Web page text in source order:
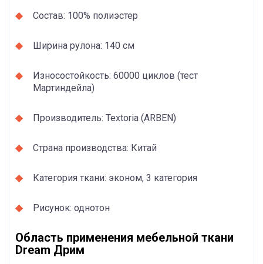
Состав: 100% полиэстер
Ширина рулона: 140 см
Износостойкость: 60000 циклов (тест
Мартиндейла)
Производитель: Textoria (ARBEN)
Страна производства: Китай
Категория ткани: эконом, 3 категория
Рисунок: однотон
Область применения мебельной ткани
Dream Дрим